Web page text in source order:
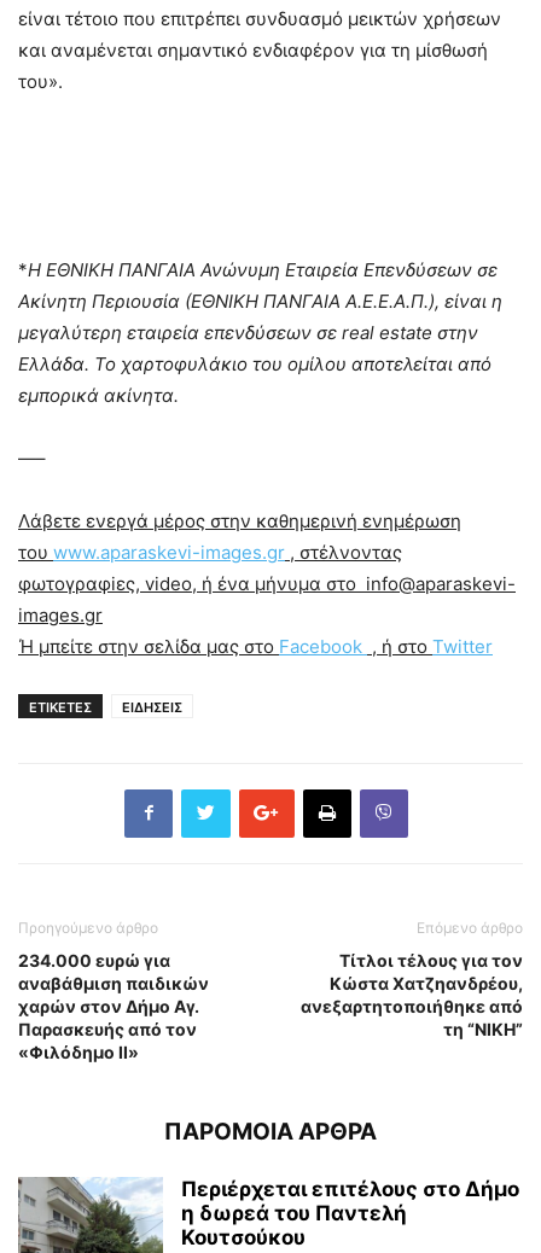
είναι τέτοιο που επιτρέπει συνδυασμό μεικτών χρήσεων
και αναμένεται σημαντικό ενδιαφέρον για τη μίσθωσή
του».
*H ΕΘΝΙΚΗ ΠΑΝΓΑΙΑ Ανώνυμη Εταιρεία Επενδύσεων σε
Ακίνητη Περιουσία (ΕΘΝΙΚΗ ΠΑΝΓΑΙΑ Α.Ε.Ε.Α.Π.), είναι η
μεγαλύτερη εταιρεία επενδύσεων σε real estate στην
Ελλάδα. Το χαρτοφυλάκιο του ομίλου αποτελείται από
εμπορικά ακίνητα.
—–
Λάβετε ενεργά μέρος στην καθημερινή ενημέρωση
του www.aparaskevi-images.gr , στέλνοντας
φωτογραφiες, video, ή ένα μήνυμα στο info@aparaskevi-
images.gr
Ή μπείτε στην σελίδα μας στο Facebook , ή στο Twitter
ΕΤΙΚΕΤΕΣ ΕΙΔΗΣΕΙΣ
Προηγούμενο άρθρο
234.000 ευρώ για
αναβάθμιση παιδικών
χαρών στον Δήμο Αγ.
Παρασκευής από τον
«Φιλόδημο ΙΙ»
Επόμενο άρθρο
Τίτλοι τέλους για τον
Κώστα Χατζηανδρέου,
ανεξαρτητοποιήθηκε από
τη “ΝΙΚΗ”
ΠΑΡΟΜΟΙΑ ΑΡΘΡΑ
Περιέρχεται επιτέλους στο Δήμο
η δωρεά του Παντελή
Κουτσούκου